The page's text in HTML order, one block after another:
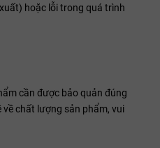
hoặc lỗi trong quá trình
cần được bảo quản đúng
chất lượng sản phẩm, vui